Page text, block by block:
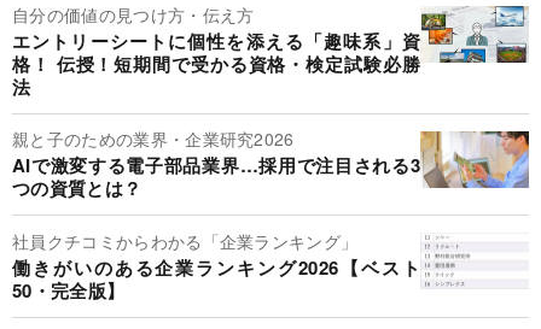
自分の価値の見つけ方・伝え方
エントリーシートに個性を添える「趣味系」資
格！ 伝授！短期間で受かる資格・検定試験必勝
法
親と子のための業界・企業研究2026
AIで激変する電子部品業界…採用で注目される3
つの資質とは？
社員クチコミからわかる「企業ランキング」
働きがいのある企業ランキング2026【ベスト
50・完全版】